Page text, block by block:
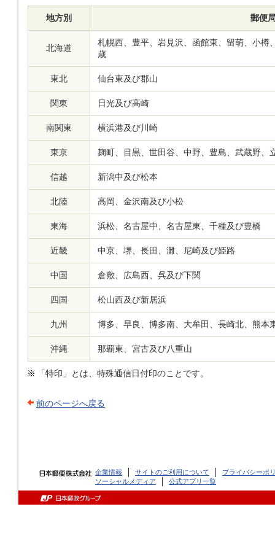
地方別 郵便
北海道
札幌西、豊平、岩見沢、函館東、留萌、小樽
歳
東北 仙台東及び郡山
関東 日光及び高崎
南関東 横浜港及び川崎
東京 麹町、目黒、世田谷、中野、豊島、武蔵野、
信越 新潟中及び松本
北陸 高岡、金沢南及び小松
東海 浜松、名古屋中、名古屋東、千種及び豊橋
近畿 中京、堺、長田、灘、尼崎及び姫路
中国 倉敷、広島西、呉及び下関
四国 松山西及び新居浜
九州 博多、早良、博多南、大牟田、長崎北、熊本
沖縄 那覇東、宮古及び八重山
「特印」とは、特殊通信日付印のことです。
前のページへ戻る
企業情報 サイトのご利用について
プライバシーポ
ソーシャルメディア
公式アプリ一覧